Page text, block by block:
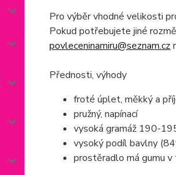
Pro výběr vhodné velikosti
Pokud potřebujete jiné
povleceninamiru@seznam.cz
Přednosti, výhody
froté úplet, měkký a
pružný, napínací
vysoká gramáž 190-
vysoký podíl bavlny
prostěradlo má gumu